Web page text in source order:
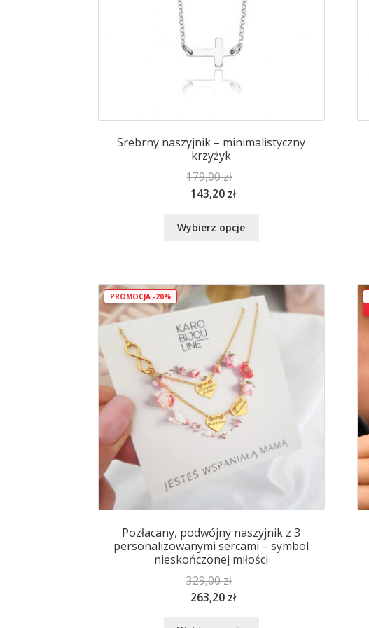
Srebrny naszyjnik – minimalistyczny
krzyżyk
179,00zł
143,20 zł
Wybierz opcje
wariantów.
Opcje
można
PROMOCJA -20%
Pozłacany, podwójny naszyjnik z 3
personalizowanymi sercami – symbol
nieskończonej miłości
329,00zł
263,20 zł